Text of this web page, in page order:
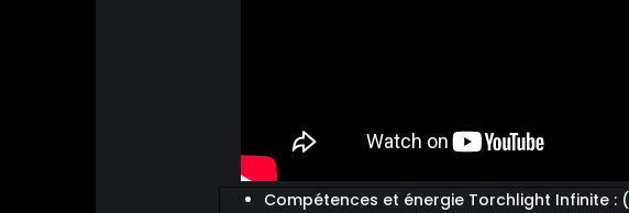
Compétences et énergie Torchlight Infinite : (